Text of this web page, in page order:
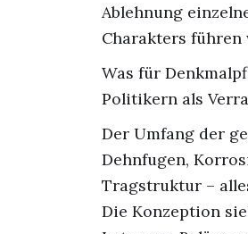
Ablehnung
Charakters führen
Was für
Politikern als
Der Umfang der
Dehnfugen,
Tragstruktur –
Die Konzeption